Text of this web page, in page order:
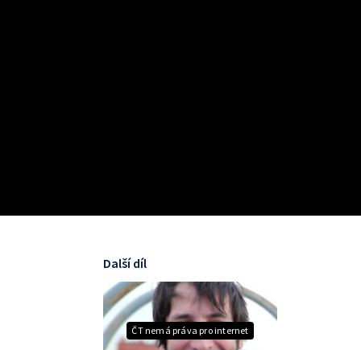
ČT nemá práva pro internet
Další díl